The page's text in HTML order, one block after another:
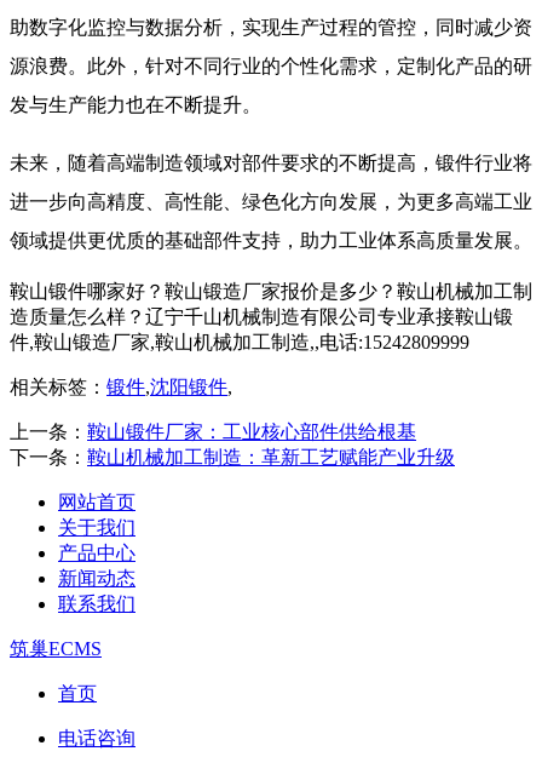
助数字化监控与数据分析，实现生产过程的管控，同时减少资
源浪费。此外，针对不同行业的个性化需求，定制化产品的研
发与生产能力也在不断提升。
​ 未来，随着高端制造领域对部件要求的不断提高，锻件行业将
进一步向高精度、高性能、绿色化方向发展，为更多高端工业
领域提供更优质的基础部件支持，助力工业体系高质量发展。​
鞍山锻件哪家好？鞍山锻造厂家报价是多少？鞍山机械加工制
造质量怎么样？辽宁千山机械制造有限公司专业承接鞍山锻
件,鞍山锻造厂家,鞍山机械加工制造,,电话:15242809999
相关标签： 锻件,沈阳锻件,
上一条： 鞍山锻件厂家：工业核心部件供给根基
下一条： 鞍山机械加工制造：革新工艺赋能产业升级
网站首页
关于我们
产品中心
新闻动态
联系我们
筑巢ECMS
首页
电话咨询